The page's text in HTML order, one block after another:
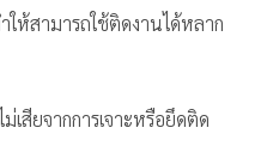
ห้สามารถใช้ติดงานได้หลาก
สียจากการเจาะหรือยึดติด